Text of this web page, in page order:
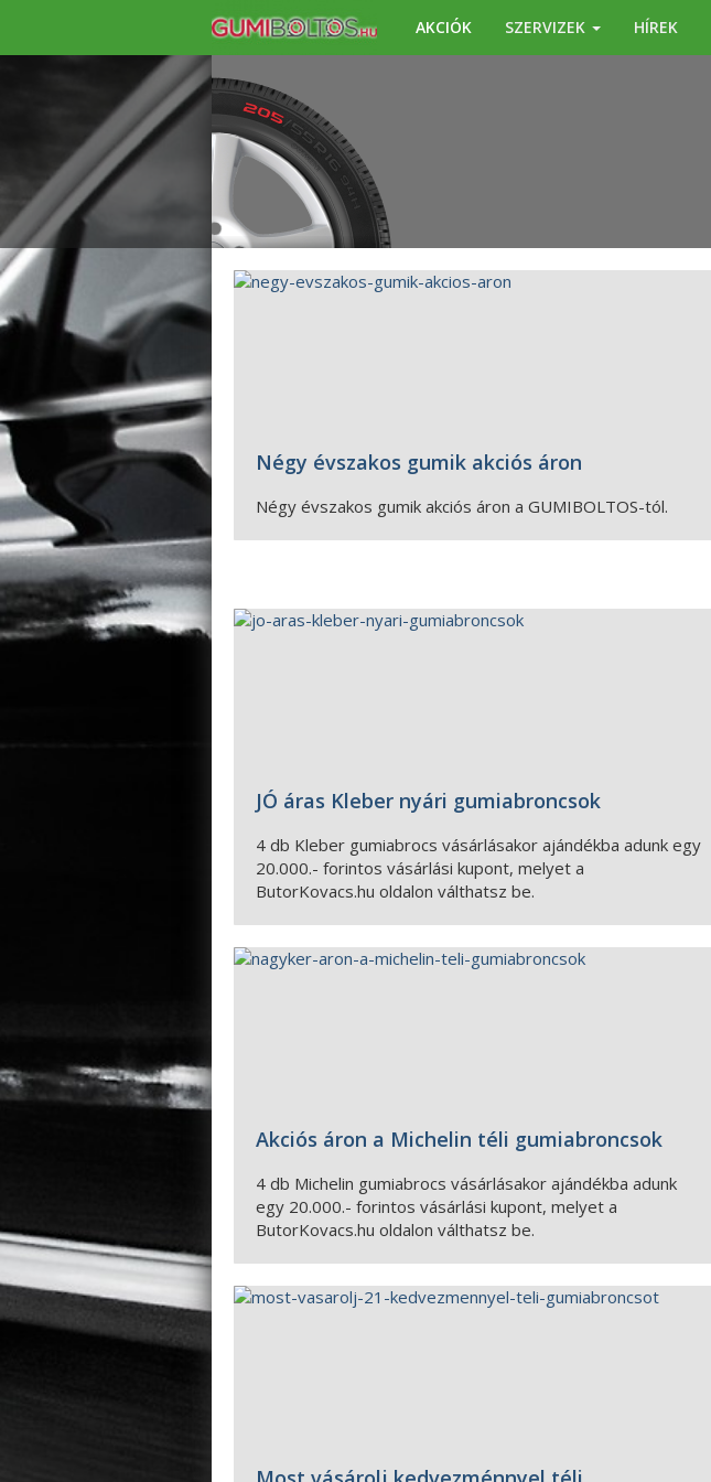
AKCIÓK SZERVIZEK HÍREK
Négy évszakos gumik akciós áron
Négy évszakos gumik akciós áron a GUMIBOLTOS-tól.
JÓ áras Kleber nyári gumiabroncsok
4 db Kleber gumiabrocs vásárlásakor ajándékba adunk egy
20.000.- forintos vásárlási kupont, melyet a
ButorKovacs.hu oldalon válthatsz be.
Akciós áron a Michelin téli gumiabroncsok
4 db Michelin gumiabrocs vásárlásakor ajándékba adunk
egy 20.000.- forintos vásárlási kupont, melyet a
ButorKovacs.hu oldalon válthatsz be.